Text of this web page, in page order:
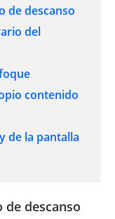
de descanso
del
contenido
de la pantalla
de descanso